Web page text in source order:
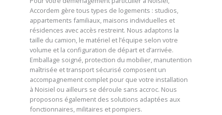
Accordem gère tous types de logements : studios,
appartements familiaux, maisons individuelles et
résidences avec accès restreint. Nous adaptons la
taille du camion, le matériel et l’équipe selon votre
volume et la configuration de départ et d’arrivée.
Emballage soigné, protection du mobilier, manutention
maîtrisée et transport sécurisé composent un
accompagnement complet pour que votre installation
à Noisiel ou ailleurs se déroule sans accroc. Nous
proposons également des solutions adaptées aux
fonctionnaires, militaires et pompiers.